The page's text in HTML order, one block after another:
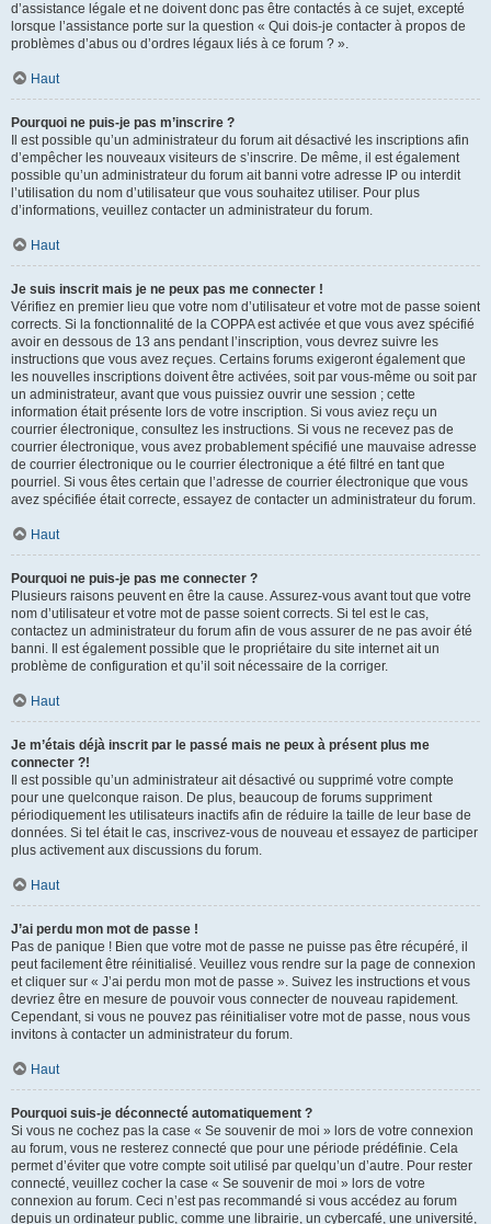
d’assistance légale et ne doivent donc pas être contactés à ce sujet, excepté
lorsque l’assistance porte sur la question « Qui dois-je contacter à propos de
problèmes d’abus ou d’ordres légaux liés à ce forum ? ».
Haut
Pourquoi ne puis-je pas m’inscrire ?
Il est possible qu’un administrateur du forum ait désactivé les inscriptions afin
d’empêcher les nouveaux visiteurs de s’inscrire. De même, il est également
possible qu’un administrateur du forum ait banni votre adresse IP ou interdit
l’utilisation du nom d’utilisateur que vous souhaitez utiliser. Pour plus
d’informations, veuillez contacter un administrateur du forum.
Haut
Je suis inscrit mais je ne peux pas me connecter !
Vérifiez en premier lieu que votre nom d’utilisateur et votre mot de passe soient
corrects. Si la fonctionnalité de la COPPA est activée et que vous avez spécifié
avoir en dessous de 13 ans pendant l’inscription, vous devrez suivre les
instructions que vous avez reçues. Certains forums exigeront également que
les nouvelles inscriptions doivent être activées, soit par vous-même ou soit par
un administrateur, avant que vous puissiez ouvrir une session ; cette
information était présente lors de votre inscription. Si vous aviez reçu un
courrier électronique, consultez les instructions. Si vous ne recevez pas de
courrier électronique, vous avez probablement spécifié une mauvaise adresse
de courrier électronique ou le courrier électronique a été filtré en tant que
pourriel. Si vous êtes certain que l’adresse de courrier électronique que vous
avez spécifiée était correcte, essayez de contacter un administrateur du forum.
Haut
Pourquoi ne puis-je pas me connecter ?
Plusieurs raisons peuvent en être la cause. Assurez-vous avant tout que votre
nom d’utilisateur et votre mot de passe soient corrects. Si tel est le cas,
contactez un administrateur du forum afin de vous assurer de ne pas avoir été
banni. Il est également possible que le propriétaire du site internet ait un
problème de configuration et qu’il soit nécessaire de la corriger.
Haut
Je m’étais déjà inscrit par le passé mais ne peux à présent plus me
connecter ?!
Il est possible qu’un administrateur ait désactivé ou supprimé votre compte
pour une quelconque raison. De plus, beaucoup de forums suppriment
périodiquement les utilisateurs inactifs afin de réduire la taille de leur base de
données. Si tel était le cas, inscrivez-vous de nouveau et essayez de participer
plus activement aux discussions du forum.
Haut
J’ai perdu mon mot de passe !
Pas de panique ! Bien que votre mot de passe ne puisse pas être récupéré, il
peut facilement être réinitialisé. Veuillez vous rendre sur la page de connexion
et cliquer sur « J’ai perdu mon mot de passe ». Suivez les instructions et vous
devriez être en mesure de pouvoir vous connecter de nouveau rapidement.
Cependant, si vous ne pouvez pas réinitialiser votre mot de passe, nous vous
invitons à contacter un administrateur du forum.
Haut
Pourquoi suis-je déconnecté automatiquement ?
Si vous ne cochez pas la case « Se souvenir de moi » lors de votre connexion
au forum, vous ne resterez connecté que pour une période prédéfinie. Cela
permet d’éviter que votre compte soit utilisé par quelqu’un d’autre. Pour rester
connecté, veuillez cocher la case « Se souvenir de moi » lors de votre
connexion au forum. Ceci n’est pas recommandé si vous accédez au forum
depuis un ordinateur public, comme une librairie, un cybercafé, une université,